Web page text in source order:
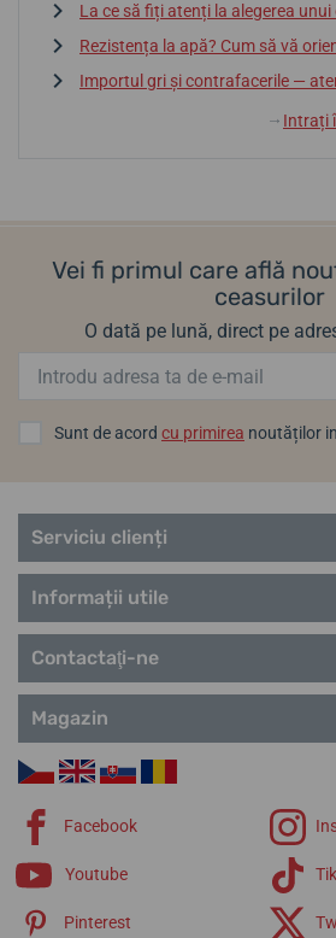
La ce să fiți atenți la alegerea unui
Rezistența la apă? Cum să vă
Importul gri și contrafacerile —
↓ Intrați
Vei fi primul care află
ceasurilor
O dată pe lună, direct pe
Sunt de acord cu primirea noutăților
Serviciu clienți
Informații utile
Contactaţi-ne
Magazin
Facebook
Youtube
Pinterest